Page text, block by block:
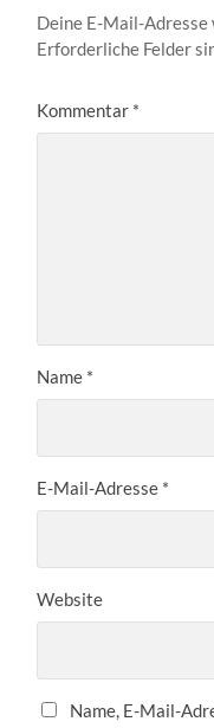
Deine E-Mail-
Erforderliche Felder
Kommentar *
Name *
E-Mail-Adresse *
Website
Name, E-Mail-